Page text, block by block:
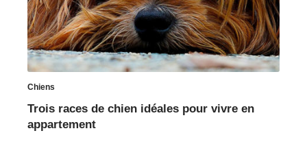
Chiens
Trois races de chien idéales pour vivre en
appartement